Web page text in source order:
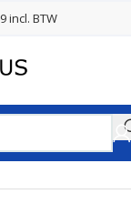
incl. BTW